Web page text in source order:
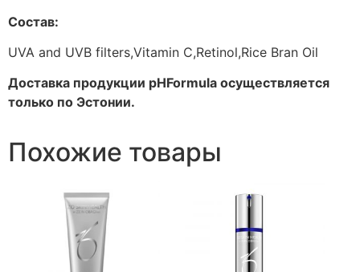
Состав:
UVA and UVB filters,Vitamin C,Retinol,Rice Bran Oil
Доставка продукции pHFormula осуществляется
только по Эстонии.
Похожие товары